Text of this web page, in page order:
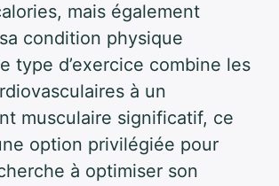
mais également
condition physique
type d’exercice combine les
à un
musculaire significatif, ce
option privilégiée pour
à optimiser son